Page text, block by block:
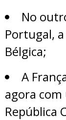
No
Portugal,
Bélgica;
A
agora
República